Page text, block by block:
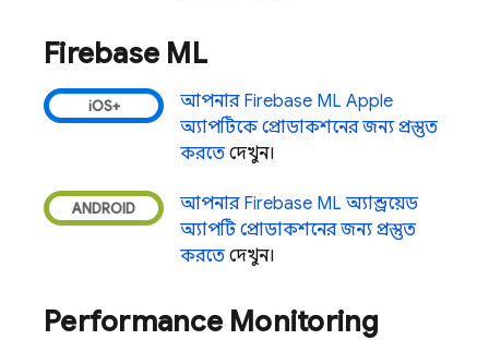
Firebase ML
আপনার Firebase ML Apple
অ্যাপটিকে প্রোডাকশনের জন্য প্রস্তুত
করতে দেখুন।
আপনার Firebase ML অ্যান্ড্রয়েড
অ্যাপটি প্রোডাকশনের জন্য প্রস্তুত
করতে দেখুন।
Performance Monitoring